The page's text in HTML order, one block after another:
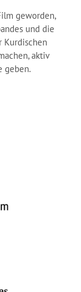
geworden,
und die
Kurdischen
aktiv
geben.